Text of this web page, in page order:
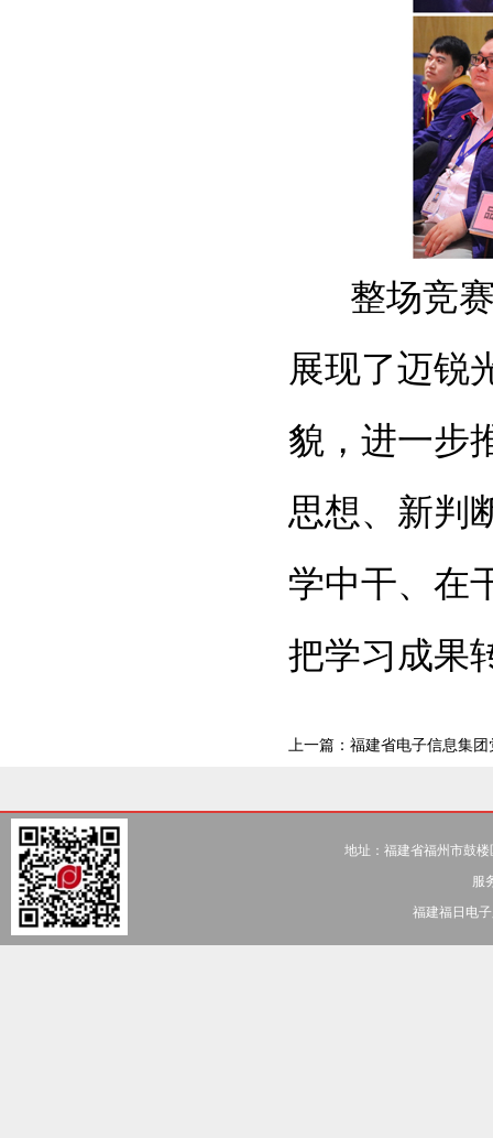
整场竞赛
展现了迈锐
貌，进一步
思想、新判
学中干、在
把学习成果
上一篇： 福建省电子信息集团党委副书记
地址：福建省福州市鼓
服
福建福日电